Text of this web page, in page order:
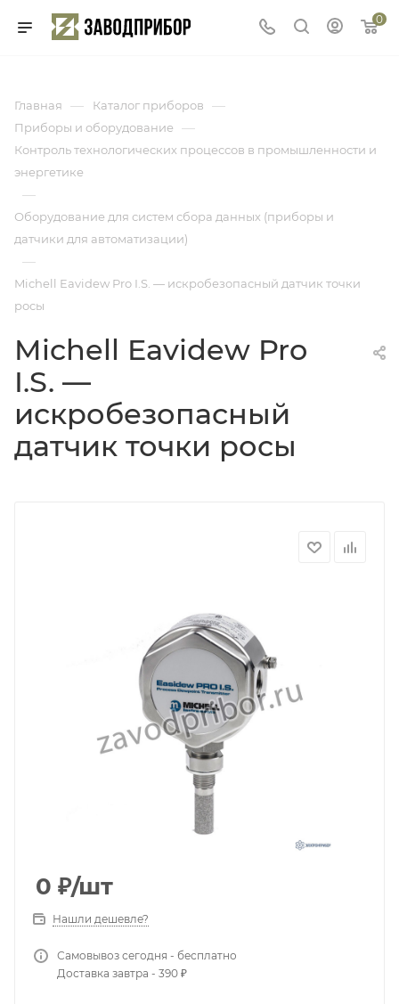
0
Главная — Каталог приборов —
Приборы и оборудование —
Контроль технологических процессов в промышленности и
энергетике
—
Оборудование для систем сбора данных (приборы и
датчики для автоматизации)
—
Michell Eavidew Pro I.S. — искробезопасный датчик точки
росы
Michell Eavidew Pro
I.S. —
искробезопасный
датчик точки росы
0 ₽/шт
Нашли дешевле?
Самовывоз сегодня - бесплатно
Доставка завтра - 390 ₽